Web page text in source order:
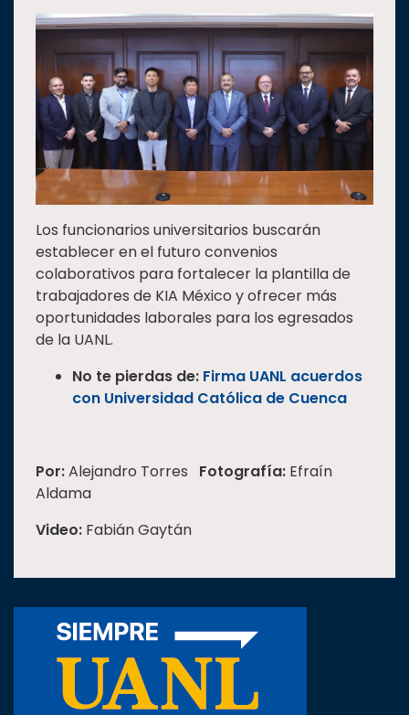
Los funcionarios universitarios buscarán
establecer en el futuro convenios
colaborativos para fortalecer la plantilla de
trabajadores de KIA México y ofrecer más
oportunidades laborales para los egresados
de la UANL.
No te pierdas de: Firma UANL acuerdos
con Universidad Católica de Cuenca
Por:Alejandro Torres Fotografía: Efraín
Aldama
Video: Fabián Gaytán